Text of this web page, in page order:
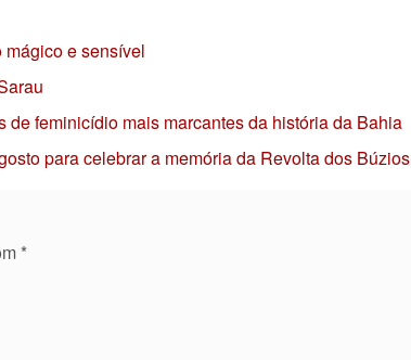
mágico e sensível
de feminicídio mais marcantes da história da Bahia
para celebrar a memória da Revolta dos Búzios
*